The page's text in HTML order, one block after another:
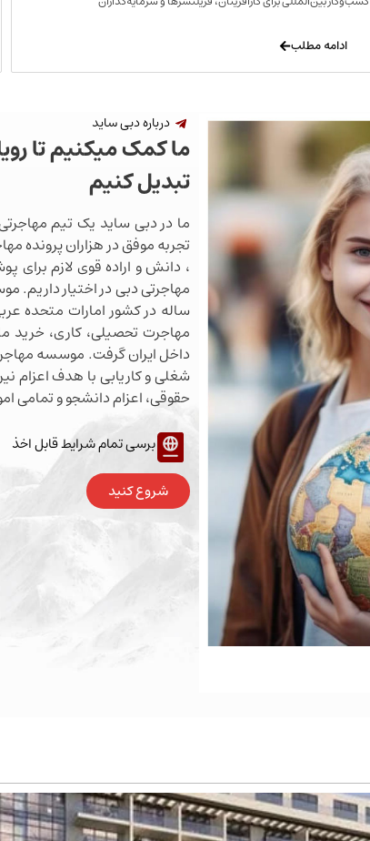
ادامه مطلب
درباره دبی ساید
ما کمک میکنیم تا
تبدیل کنیم
ما در دبی ساید یک تیم
تجربه موفق در هزاران پرونده
، دانش و اراده قوی لازم برای
ساله در کشور امارات متحده
مهاجرت تحصیلی، کاری، خرید
داخل ایران گرفت. موسسه
شغلی و کاریابی با هدف اعزام
حقوقی، اعزام دانشجو و تمامی
برسی تمام شرایط قابل اخذ
شروع کنید